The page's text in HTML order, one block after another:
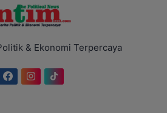
& Ekonomi Terpercaya